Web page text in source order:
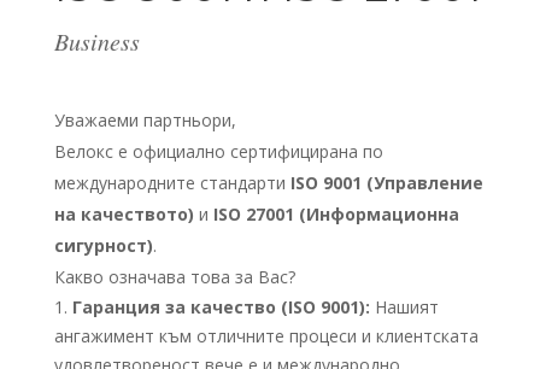
Business
Уважаеми партньори,
Велокс е официално сертифицирана по
международните стандарти ISO 9001 (Управление
на качеството) и ISO 27001 (Информационна
сигурност).
Какво означава това за Вас?
Гаранция за качество (ISO 9001): Нашият
ангажимент към отличните процеси и клиентската